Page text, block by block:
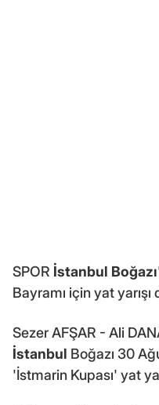
SPOR İstanbul Boğazı
Bayramı için yat
Sezer AFŞAR - Ali
İstanbul Boğazı 30
'İstmarin Kupası' yat